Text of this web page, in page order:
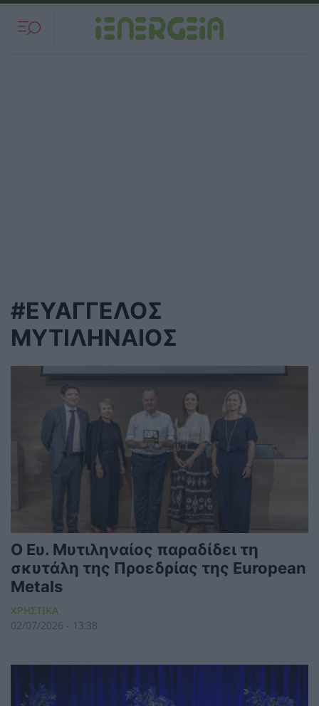
#ΕΥΑΓΓΕΛΟΣ
ΜΥΤΙΛΗΝΑΙΟΣ
Ο Ευ. Μυτιληναίος παραδίδει τη
σκυτάλη της Προεδρίας της European
Metals
ΧΡΗΣΤΙΚΑ
02/07/2026 - 13:38